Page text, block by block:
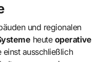
und regionalen
heute operative
einst ausschließlich